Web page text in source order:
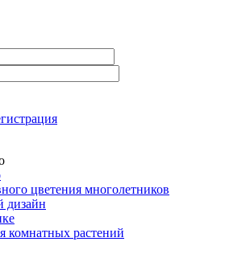
цветения многолетников
дизайн
комнатных растений